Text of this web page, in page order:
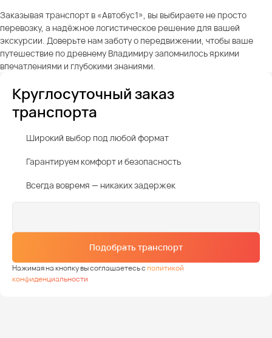
Заказывая транспорт в «Автобус1», вы выбираете не просто
перевозку, а надёжное логистическое решение для вашей
экскурсии. Доверьте нам заботу о передвижении, чтобы ваше
путешествие по древнему Владимиру запомнилось яркими
впечатлениями и глубокими знаниями.
Круглосуточный заказ
транспорта
Широкий выбор под любой формат
Гарантируем комфорт и безопасность
Всегда вовремя — никаких задержек
Подобрать транспорт
Нажимая на кнопку вы соглашаетесь сполитикой
конфиденциальности